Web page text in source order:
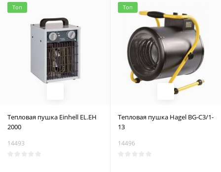
Топ
Тепловая пушка Einhell EL.EH
2000
14493
Топ
Тепловая пушка Hagel BG-C3/1-
13
14496